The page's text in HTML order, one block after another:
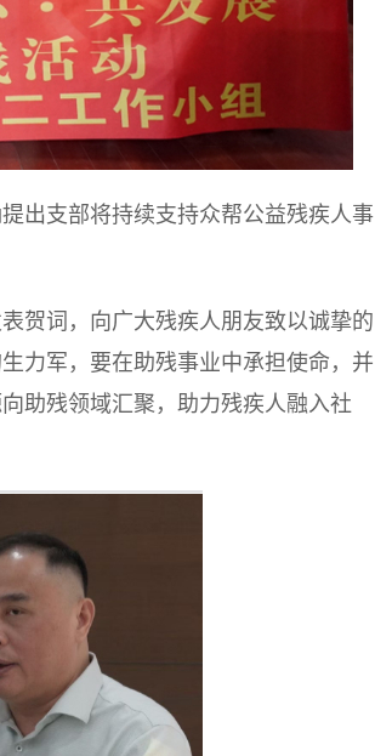
出支部将持续支持众帮公益残疾人事
贺词，向广大残疾人朋友致以诚挚的
力军，要在助残事业中承担使命，并
助残领域汇聚，助力残疾人融入社